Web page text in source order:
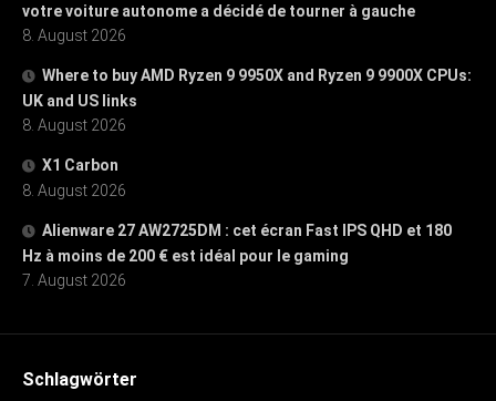
votre voiture autonome a décidé de tourner à gauche
8. August 2026
Where to buy AMD Ryzen 9 9950X and Ryzen 9 9900X CPUs:
UK and US links
8. August 2026
X1 Carbon
8. August 2026
Alienware 27 AW2725DM : cet écran Fast IPS QHD et 180
Hz à moins de 200 € est idéal pour le gaming
7. August 2026
Schlagwörter